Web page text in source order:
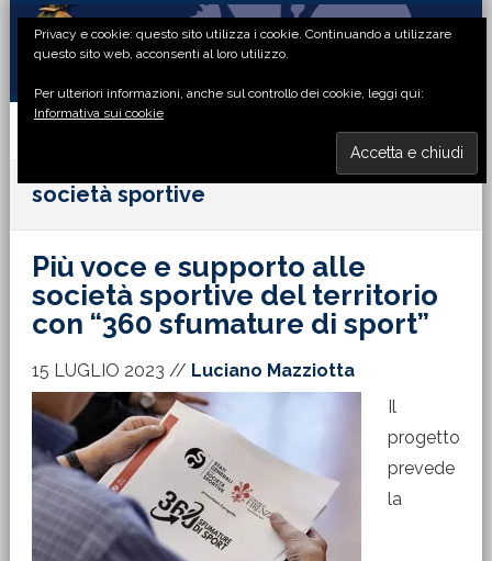
Passa
primaria
Passa
principale
Passa
laterale
Passa
di
società sportive
Più voce e supporto alle
società sportive del territorio
con “360 sfumature di sport”
15 LUGLIO 2023 // Luciano Mazziotta
Il
progetto
prevede
la
Privacy e cookie: questo sito utilizza i cookie. Continuando a utilizzare
questo sito web, acconsenti al loro utilizzo.
Per ulteriori informazioni, anche sul controllo dei cookie, leggi qui:
Informativa sui cookie